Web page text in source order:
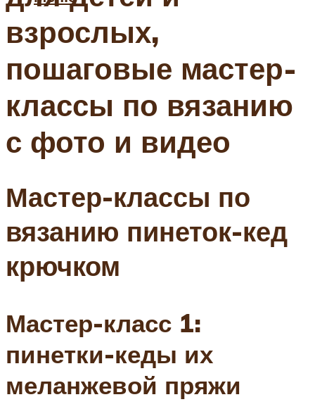
взрослых,
пошаговые мастер-
классы по вязанию
с фото и видео
Мастер-классы по
вязанию пинеток-кед
крючком
Мастер-класс 1:
пинетки-кеды их
меланжевой пряжи